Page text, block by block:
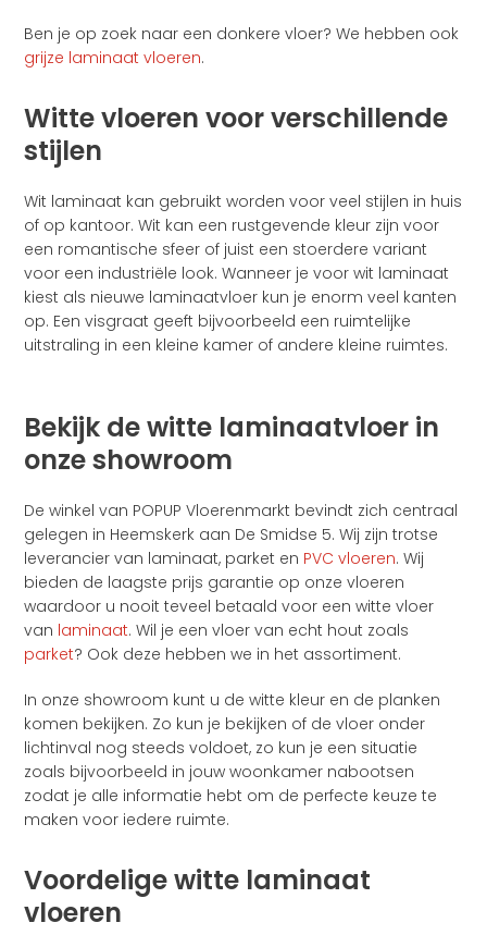
Ben je op zoek naar een donkere vloer? We hebben ook
grijze laminaat vloeren.
Witte vloeren voor verschillende
stijlen
Wit laminaat kan gebruikt worden voor veel stijlen in huis
of op kantoor. Wit kan een rustgevende kleur zijn voor
een romantische sfeer of juist een stoerdere variant
voor een industriële look. Wanneer je voor wit laminaat
kiest als nieuwe laminaatvloer kun je enorm veel kanten
op. Een visgraat geeft bijvoorbeeld een ruimtelijke
uitstraling in een kleine kamer of andere kleine ruimtes.
Bekijk de witte laminaatvloer in
onze showroom
De winkel van POPUP Vloerenmarkt bevindt zich centraal
gelegen in Heemskerk aan De Smidse 5. Wij zijn trotse
leverancier van laminaat, parket en PVC vloeren. Wij
bieden de laagste prijs garantie op onze vloeren
waardoor u nooit teveel betaald voor een witte vloer
van laminaat. Wil je een vloer van echt hout zoals
parket? Ook deze hebben we in het assortiment.
In onze showroom kunt u de witte kleur en de planken
komen bekijken. Zo kun je bekijken of de vloer onder
lichtinval nog steeds voldoet, zo kun je een situatie
zoals bijvoorbeeld in jouw woonkamer nabootsen
zodat je alle informatie hebt om de perfecte keuze te
maken voor iedere ruimte.
Voordelige witte laminaat
vloeren